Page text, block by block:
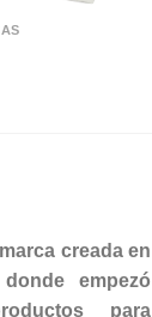
creada en
empezó
para